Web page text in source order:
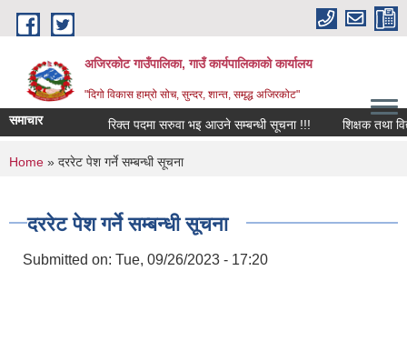
Skip to main content
अजिरकोट गाउँपालिका, गाउँ कार्यपालिकाको कार्यालय
"दिगो विकास हाम्रो सोच, सुन्दर, शान्त, समृद्ध अजिरकोट"
समाचार रिक्त पदमा सरुवा भइ आउने सम्बन्धी सूचना !!! शिक्षक तथा
You are here
Home » दररेट पेश गर्ने सम्बन्धी सूचना
दररेट पेश गर्ने सम्बन्धी सूचना
Submitted on: Tue, 09/26/2023 - 17:20